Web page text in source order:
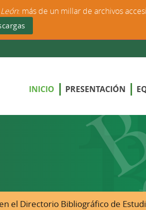
INICIO PRESENTACIÓN
el Directorio Bibliográfico de
: más de un millar de archivos